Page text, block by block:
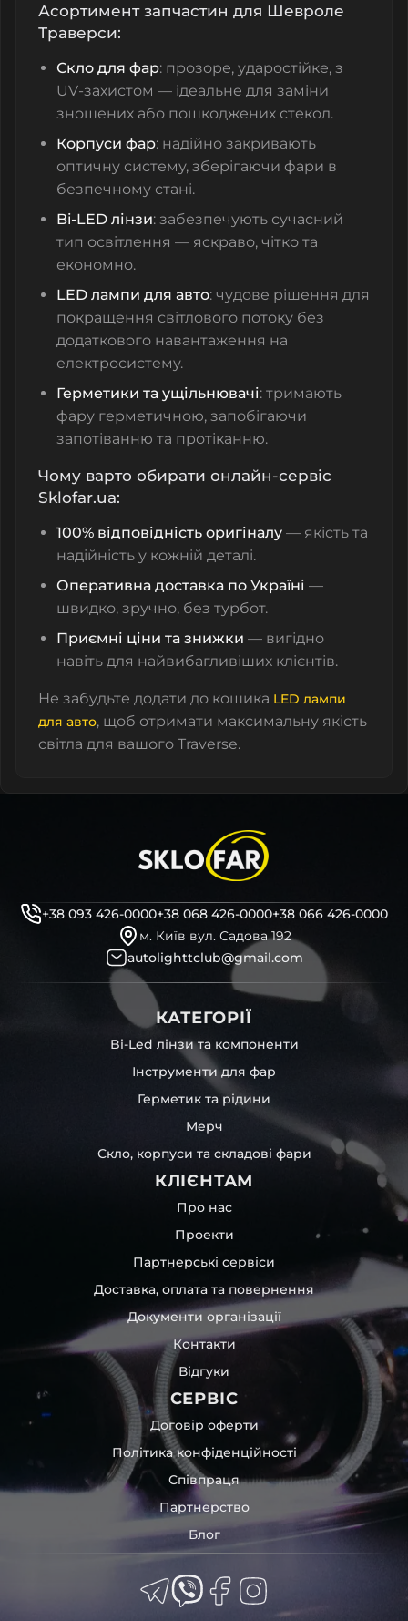
Асортимент запчастин для Шевроле
Траверси:
Скло для фар: прозоре, ударостійке, з
UV-захистом — ідеальне для заміни
зношених або пошкоджених стекол.
Корпуси фар: надійно закривають
оптичну систему, зберігаючи фари в
безпечному стані.
Bi-LED лінзи: забезпечують сучасний
тип освітлення — яскраво, чітко та
економно.
LED лампи для авто: чудове рішення для
покращення світлового потоку без
додаткового навантаження на
електросистему.
Герметики та ущільнювачі: тримають
фару герметичною, запобігаючи
запотіванню та протіканню.
Чому варто обирати онлайн-сервіс
Sklofar.ua:
100% відповідність оригіналу — якість та
надійність у кожній деталі.
Оперативна доставка по Україні —
швидко, зручно, без турбот.
Приємні ціни та знижки — вигідно
навіть для найвибагливіших клієнтів.
Не забудьте додати до кошика LED лампи
для авто, щоб отримати максимальну якість
світла для вашого Traverse.
+38 093 426-0000+38 068 426-0000+38 066 426-0000
м. Київ вул. Садова 192
autolighttclub@gmail.com
КАТЕГОРІЇ
Bi-Led лінзи та компоненти
Інструменти для фар
Герметик та рідини
Мерч
Скло, корпуси та складові фари
КЛІЄНТАМ
Про нас
Проекти
Партнерські сервіси
Доставка, оплата та повернення
Документи організації
Контакти
Відгуки
СЕРВІС
Договір оферти
Політика конфіденційності
Співпраця
Партнерство
Блог